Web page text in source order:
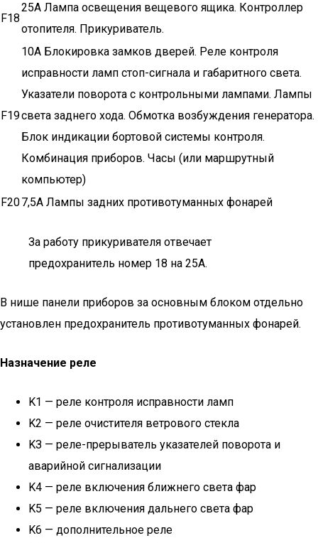
F18
25А Лампа освещения вещевого ящика. Контроллер
отопителя. Прикуриватель.
F19
10А Блокировка замков дверей. Реле контроля
исправности ламп стоп-сигнала и габаритного света.
Указатели поворота с контрольными лампами. Лампы
света заднего хода. Обмотка возбуждения генератора.
Блок индикации бортовой системы контроля.
Комбинация приборов. Часы (или маршрутный
компьютер)
F207,5А Лампы задних противотуманных фонарей
За работу прикуривателя отвечает
предохранитель номер 18 на 25А.
В нише панели приборов за основным блоком отдельно
установлен предохранитель противотуманных фонарей.
Назначение реле
K1 — реле контроля исправности ламп
K2 — реле очистителя ветрового стекла
KЗ — реле-прерыватель указателей поворота и
аварийной сигнализации
K4 — реле включения ближнего света фар
K5 — реле включения дальнего света фар
K6 — дополнительное реле